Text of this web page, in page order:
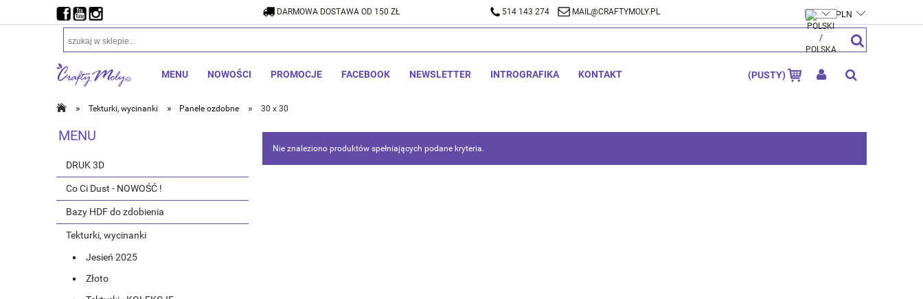
DARMOWA DOSTAWA OD 150 ZŁ 514 143 274 MAIL@CRAFTYMOLY.PL ZALOGUJ SIĘ
(PUSTY)
MENU NOWOŚCI PROMOCJE FACEBOOK NEWSLETTER INTROGRAFIKA KONTAKT
» Tekturki, wycinanki » Panele ozdobne » 30 x 30
MENU
DRUK 3D
Co Ci Dust - NOWOŚĆ !
Bazy HDF do zdobienia
Tekturki, wycinanki
Jesień 2025
Złoto
Nie znaleziono produktów spełniających podane kryteria.